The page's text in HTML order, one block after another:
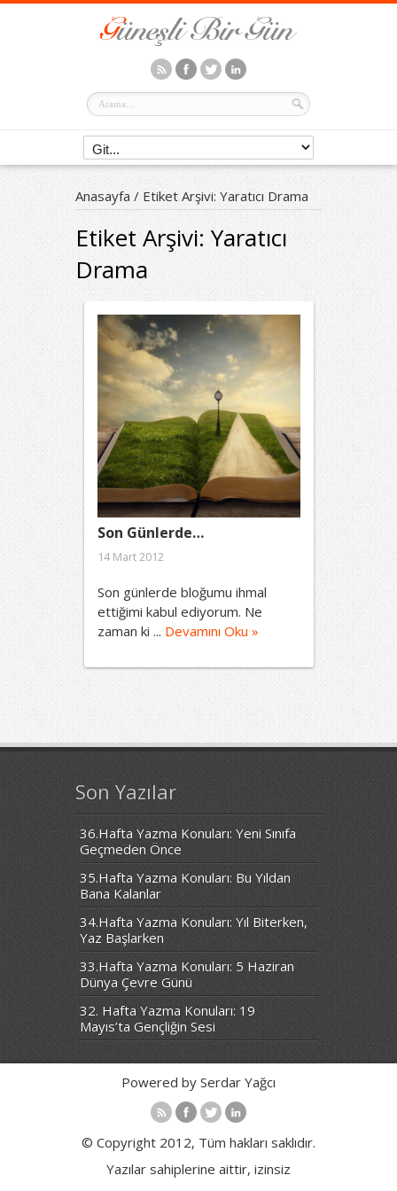
Anasayfa / Etiket Arşivi: Yaratıcı Drama
Etiket Arşivi:Yaratıcı
Drama
Son Günlerde…
14 Mart 2012
Son günlerde bloğumu ihmal
ettiğimi kabul ediyorum. Ne
zaman ki ... Devamını Oku »
Son Yazılar
36.Hafta Yazma Konuları: Yeni Sınıfa
Geçmeden Önce
35.Hafta Yazma Konuları: Bu Yıldan
Bana Kalanlar
34.Hafta Yazma Konuları: Yıl Biterken,
Yaz Başlarken
33.Hafta Yazma Konuları: 5 Haziran
Dünya Çevre Günü
32. Hafta Yazma Konuları: 19
Mayıs’ta Gençliğin Sesi
Powered by Serdar Yağcı
© Copyright 2012, Tüm hakları saklıdır.
Yazılar sahiplerine aittir, izinsiz